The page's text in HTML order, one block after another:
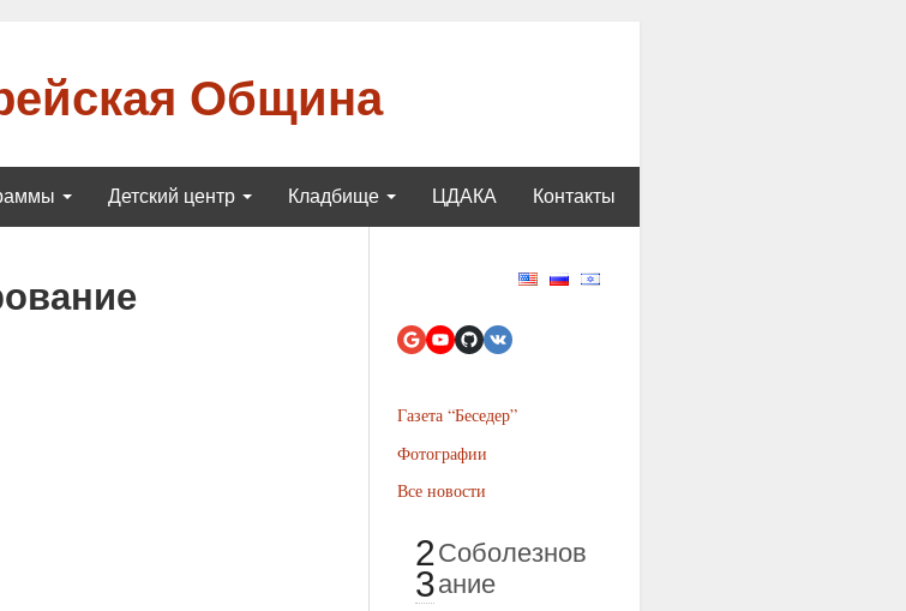
Община
Детский центр Кладбище ЦДАКА Контакты
Газета “Беседер”
Фотографии
Все новости
2
3
Соболезнов
ание